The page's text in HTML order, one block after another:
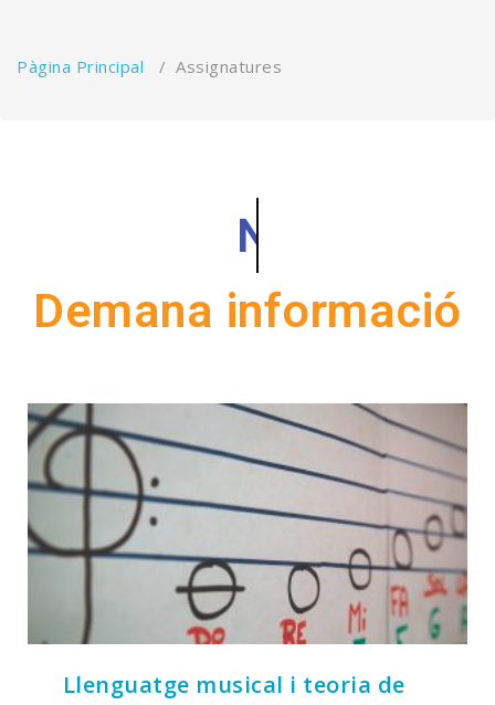
Pàgina Principal / Assignatures
Noves
Demana informació
Llenguatge musical i teoria de